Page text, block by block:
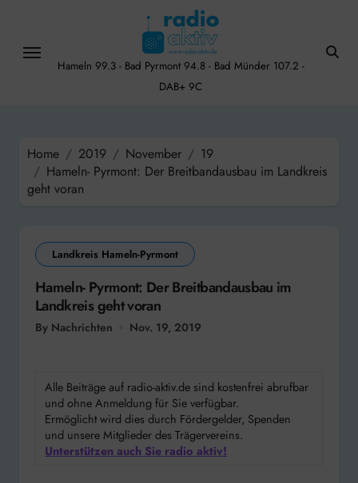
content
Hameln 99.3 - Bad Pyrmont 94.8 - Bad Münder 107.2 -
DAB+ 9C
Home 2019 November
19
Hameln- Pyrmont: Der Breitbandausbau im Landkreis
geht voran
Landkreis Hameln-Pyrmont
Hameln- Pyrmont: Der Breitbandausbau im
Landkreis geht voran
By Nachrichten Nov. 19, 2019
Alle Beiträge auf radio-aktiv.de sind kostenfrei abrufbar
und ohne Anmeldung für Sie verfügbar.
Ermöglicht wird dies durch Fördergelder, Spenden
und unsere Mitglieder des Trägervereins.
Unterstützen auch Sie radio aktiv!